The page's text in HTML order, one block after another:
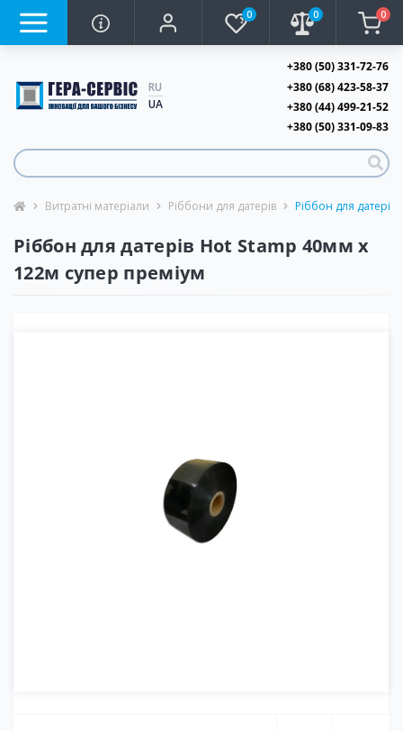
0 0 0
RU
UA
+380 (50) 331-72-76
+380 (68) 423-58-37
+380 (44) 499-21-52
+380 (50) 331-09-83
Витратні матеріали Ріббони для датерів Ріббон для
Ріббон для датерів Hot Stamp 40мм х
122м супер преміум